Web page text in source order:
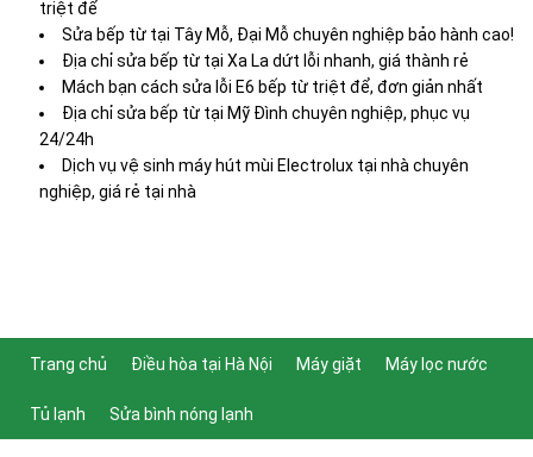
triệt để
Sửa bếp từ tại Tây Mỗ, Đại Mỗ chuyên nghiệp bảo hành cao!
Địa chỉ sửa bếp từ tại Xa La dứt lỗi nhanh, giá thành rẻ
Mách bạn cách sửa lỗi E6 bếp từ triệt để, đơn giản nhất
Địa chỉ sửa bếp từ tại Mỹ Đình chuyên nghiệp, phục vụ
24/24h
Dịch vụ vệ sinh máy hút mùi Electrolux tại nhà chuyên
nghiệp, giá rẻ tại nhà
Trang chủ Điều hòa tại Hà Nội Máy giặt Máy lọc nước
Tủ lạnh Sửa bình nóng lạnh